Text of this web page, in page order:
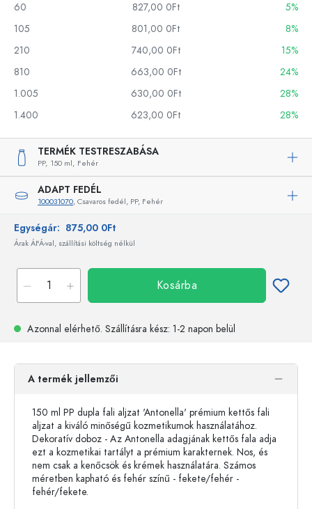
60
827,00 0Ft
5%
105
801,00 0Ft
8%
210
740,00 0Ft
15%
810
663,00 0Ft
24%
1.005
630,00 0Ft
28%
1.400
623,00 0Ft 28%
TERMÉK TESTRESZABÁSA
PP, 150 ml, Fehér
ADAPT FEDÉL
100031070, Csavaros fedél, PP, Fehér
Egységár: 875,00 0Ft
Árak ÁFÁ-val, szállítási költség nélkül
Kosárba
Azonnal elérhető. Szállításra kész: 1-2 napon belül
A termék jellemzői
150 ml PP dupla fali aljzat 'Antonella' prémium kettős fali
aljzat a kiváló minőségű kozmetikumok használatához.
Dekoratív doboz - Az Antonella adagjának kettős fala adja
ezt a kozmetikai tartályt a prémium karakternek. Nos, és
nem csak a kenőcsök és krémek használatára. Számos
méretben kapható és fehér színű - fekete/fehér -
fehér/fekete.